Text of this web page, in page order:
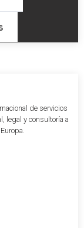
de servicios
legal y consultoría a